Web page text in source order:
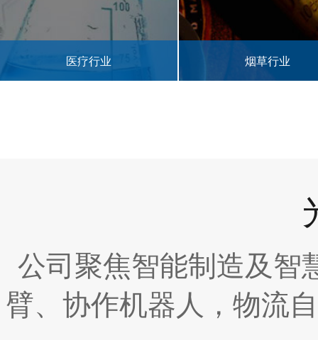
烟草行业 农林业
公司聚焦智能制造及智
臂、协作机器人，物流